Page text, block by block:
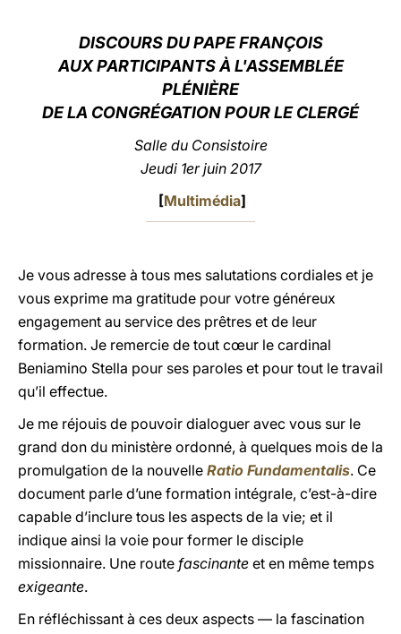
中文
DISCOURS DU PAPE FRANÇOIS
AUX PARTICIPANTS À L'ASSEMBLÉE
PLÉNIÈRE
DE LA CONGRÉGATION POUR LE CLERGÉ
Salle du Consistoire
Jeudi 1er juin 2017
[Multimédia]
Je vous adresse à tous mes salutations cordiales et je
vous exprime ma gratitude pour votre généreux
engagement au service des prêtres et de leur
formation. Je remercie de tout cœur le cardinal
Beniamino Stella pour ses paroles et pour tout le travail
qu’il effectue.
Je me réjouis de pouvoir dialoguer avec vous sur le
grand don du ministère ordonné, à quelques mois de la
promulgation de la nouvelle Ratio Fundamentalis. Ce
document parle d’une formation intégrale, c’est-à-dire
capable d’inclure tous les aspects de la vie; et il
indique ainsi la voie pour former le disciple
missionnaire. Une route fascinante et en même temps
exigeante.
En réfléchissant à ces deux aspects — la fascination